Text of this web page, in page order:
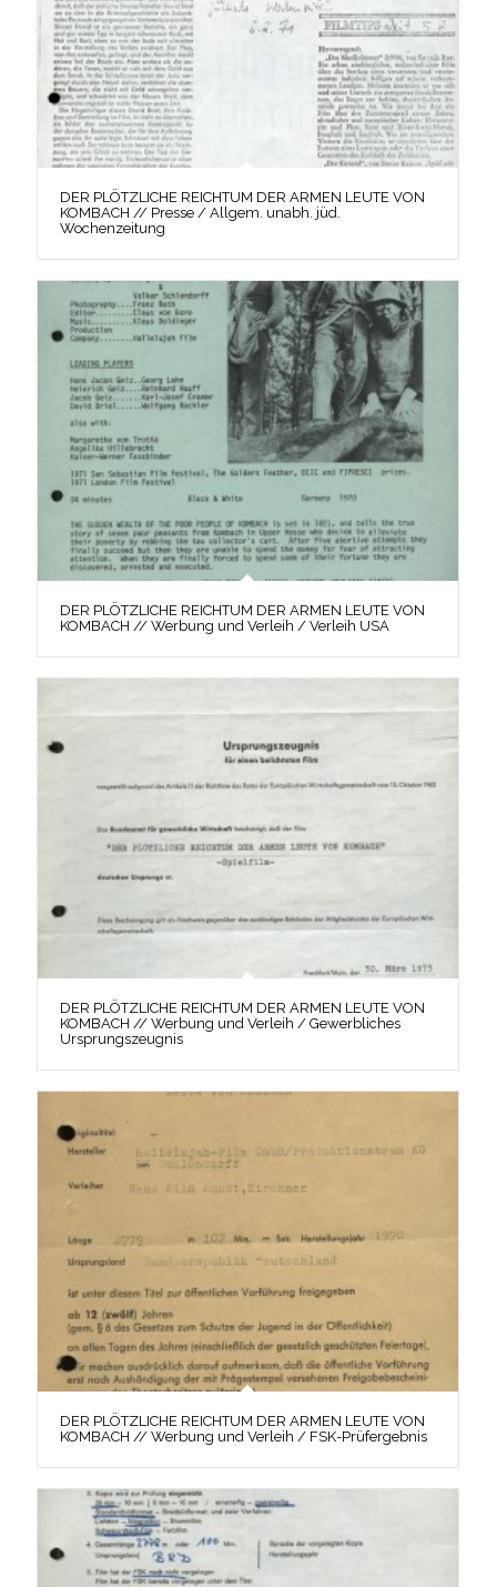
DER PLÖTZLICHE REICHTUM DER ARMEN LEUTE VON
KOMBACH // Presse / Allgem. unabh. jüd.
Wochenzeitung
DER PLÖTZLICHE REICHTUM DER ARMEN LEUTE VON
KOMBACH // Werbung und Verleih / Verleih USA
DER PLÖTZLICHE REICHTUM DER ARMEN LEUTE VON
KOMBACH // Werbung und Verleih / Gewerbliches
Ursprungszeugnis
DER PLÖTZLICHE REICHTUM DER ARMEN LEUTE VON
KOMBACH // Werbung und Verleih / FSK-Prüfergebnis